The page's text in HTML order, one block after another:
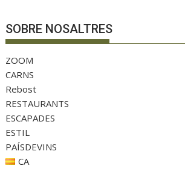
SOBRE NOSALTRES
ZOOM
CARNS
Rebost
RESTAURANTS
ESCAPADES
ESTIL
PAÍSDEVINS
CA